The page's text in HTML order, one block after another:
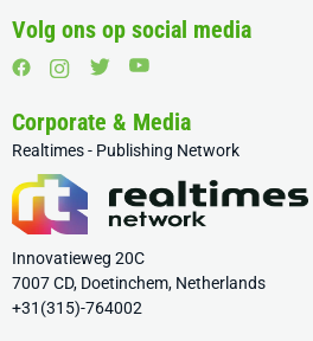
Volg ons op social media
Corporate & Media
Realtimes - Publishing Network
Innovatieweg 20C
7007 CD, Doetinchem, Netherlands
+31(315)-764002